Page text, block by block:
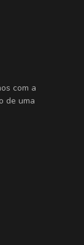
com a
de uma